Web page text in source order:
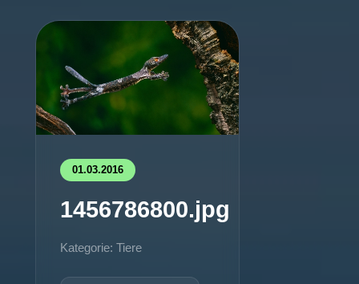
01.03.2016
1456786800.jpg
Kategorie: Tiere